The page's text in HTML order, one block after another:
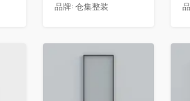
品牌: 仓集整装
收藏